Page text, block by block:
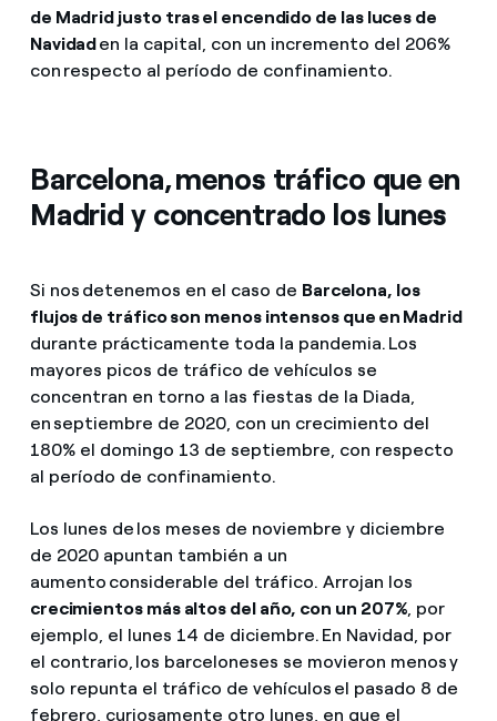
de Madrid justo tras el encendido de las luces de
Navidaden la capital, con un incremento del 206%
con respecto al período de confinamiento.
Barcelona, menos tráfico que en
Madrid y concentrado los lunes
Si nos detenemos en el caso de Barcelona, los
flujos de tráfico son menos intensos que en Madrid
durante prácticamente toda la pandemia. Los
mayores picos de tráfico de vehículos se
concentran en torno a las fiestas de la Diada,
en septiembre de 2020, con un crecimiento del
180% el domingo 13 de septiembre, con respecto
al período de confinamiento.
Los lunes de los meses de noviembre y diciembre
de 2020 apuntan también a un
aumento considerable del tráfico. Arrojan los
crecimientos más altos del año, con un 207%, por
ejemplo, el lunes 14 de diciembre. En Navidad, por
el contrario, los barceloneses se movieron menos y
solo repunta el tráfico de vehículos el pasado 8 de
febrero, curiosamente otro lunes, en que el